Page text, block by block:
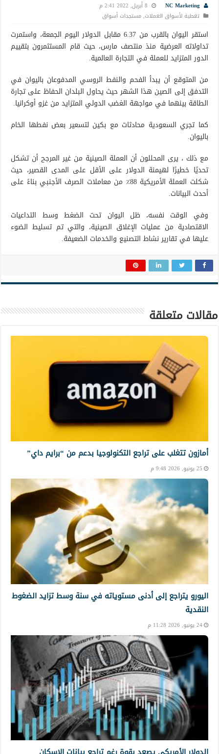
NC Marketing
8 أبريل, 2022 2:41 م
تغطية لأسواق العملات,مستجدات أسواق
استقر اليوان بالقرب من 6.37 مقابل الدولار اليوم الجمعة، واستمرت
تداولاته العرضية منذ منتصف مارس، حيث قام المستثمرون بتقييم
الدور المتزايد للعملة في التجارة العالمية.
من المتوقع أن يبدأ الفحم والنفط الروسي المدفوعان باليوان في
التدفق إلى الصين هذا الشهر حيث يحاول البلدان الحفاظ على تجارة
الطاقة بينهما في مواجهة الغضب الدولي المتزايد من غزو أوكرانيا.
كما تجري السعودية محادثات مع بكين لتسعير بعض نفطها الخام
باليوان.
مع ذلك ، يرى المحللون أن العملة الصينية من غير المرجح أن تشكل
تحديًا خطيرًا لهيمنة الدولار على الأقل على المدى القصير، حيث
شكلت العملة الأمريكية 88٪ من معاملات الصرف الأجنبي بناءً على
أحدث البيانات.
وفي الوقت نفسه، ظل اليوان تحت الضغط وسط التداعيات
الاقتصادية من عمليات الإغلاق الصينية، والتي تم تسليط الضوء
عليها في تقارير نشاط التصنيع والخدمات الضعيفة.
مقالات متعلقة
أمازون تتغلب على تراجع التكنولوجيا بدعم من “برايم داي”
25 يونيو, 2026 9:48 م
اليورو يتراجع إلى أدنى مستوياته في سنة وسط تزايد الضغوط
النقدية
24 يونيو, 2026 11:28 م